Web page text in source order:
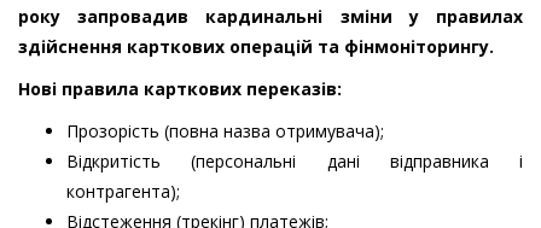
року
запровадив кардинальні зміни у правилах
здійснення карткових операцій та фінмоніторингу.
Нові правила карткових переказів:
Прозорість (повна назва отримувача);
Відкритість (персональні дані відправника і
контрагента);
Відстеження (трекінг) платежів;